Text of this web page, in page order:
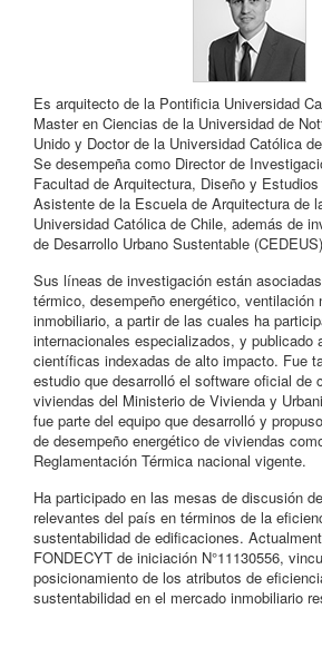
Es arquitecto de la Pontificia Universidad
Master en Ciencias de la Universidad de
Unido y Doctor de la Universidad Católica
Se desempeña como Director de
Facultad de Arquitectura, Diseño y
Asistente de la Escuela de Arquitectura de
Universidad Católica de Chile, además de
de Desarrollo Urbano Sustentable
Sus líneas de investigación están
térmico, desempeño energético, ventilación
inmobiliario, a partir de las cuales ha
internacionales especializados, y publicado
científicas indexadas de alto impacto. Fue
estudio que desarrolló el software oficial de
viviendas del Ministerio de Vivienda y
fue parte del equipo que desarrolló y
de desempeño energético de viviendas
Reglamentación Térmica nacional vigente.
Ha participado en las mesas de discusión
relevantes del país en términos de la
sustentabilidad de edificaciones.
FONDECYT de iniciación N°11130556,
posicionamiento de los atributos de
sustentabilidad en el mercado inmobiliario